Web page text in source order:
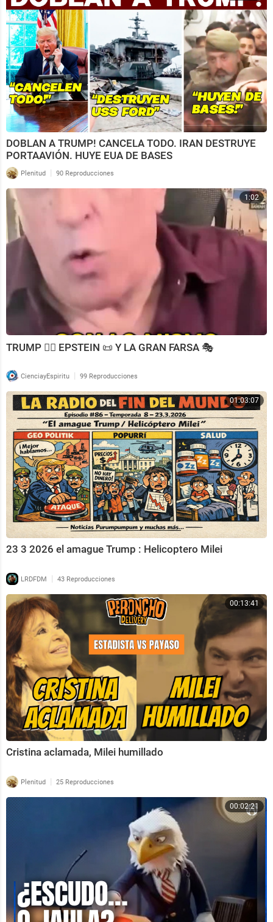
DOBLAN A TRUMP! CANCELA TODO. IRAN DESTRUYE
PORTAAVIÓN. HUYE EUA DE BASES
Plenitud | 90 Reproducciones
1:02
TRUMP 🧑‍⚖️ EPSTEIN 📜 Y LA GRAN FARSA 🎭
CienciayEspiritu | 99 Reproducciones
01:03:07
23 3 2026 el amague Trump : Helicoptero Milei
LRDFDM | 43 Reproducciones
00:13:41
Cristina aclamada, Milei humillado
Plenitud | 25 Reproducciones
00:02:21